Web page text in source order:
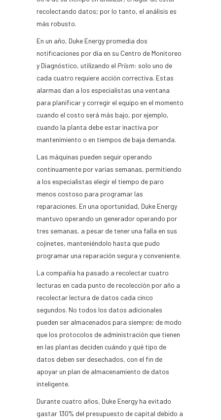
recolectando datos; por lo tanto, el análisis es
más robusto.
En un año, Duke Energy promedia dos
notificaciones por día en su Centro de Monitoreo
y Diagnóstico, utilizando el Prism: solo uno de
cada cuatro requiere acción correctiva. Estas
alarmas dan a los especialistas una ventana
para planificar y corregir el equipo en el momento
cuando el costo será más bajo, por ejemplo,
cuando la planta debe estar inactiva por
mantenimiento o en tiempos de baja demanda.
Las máquinas pueden seguir operando
continuamente por varias semanas, permitiendo
a los especialistas elegir el tiempo de paro
menos costoso para programar las
reparaciones. En una oportunidad, Duke Energy
mantuvo operando un generador operando por
tres semanas, a pesar de tener una falla en sus
cojinetes, manteniéndolo hasta que pudo
programar una reparación segura y conveniente.
La compañía ha pasado a recolectar cuatro
lecturas en cada punto de recolección por año a
recolectar lectura de datos cada cinco
segundos. No todos los datos adicionales
pueden ser almacenados para siempre; de modo
que los protocolos de administración que tienen
en las plantas deciden cuándo y qué tipo de
datos deben ser desechados, con el fin de
apoyar un plan de almacenamiento de datos
inteligente.
Durante cuatro años, Duke Energy ha evitado
gastar 130% del presupuesto de capital debido a